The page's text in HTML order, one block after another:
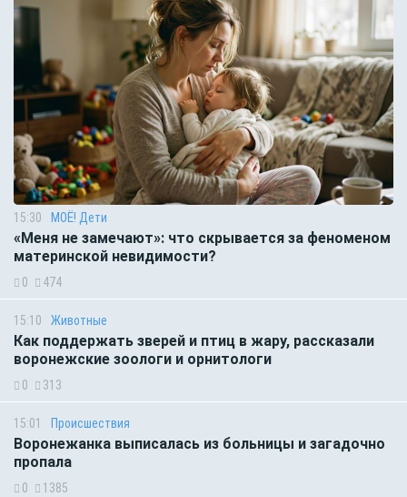
15:30 МОЁ! Дети
«Меня не замечают»: что скрывается за феноменом
материнской невидимости?
0 474
15:10 Животные
Как поддержать зверей и птиц в жару, рассказали
воронежские зоологи и орнитологи
0 313
15:01 Происшествия
Воронежанка выписалась из больницы и загадочно
пропала
0 1385